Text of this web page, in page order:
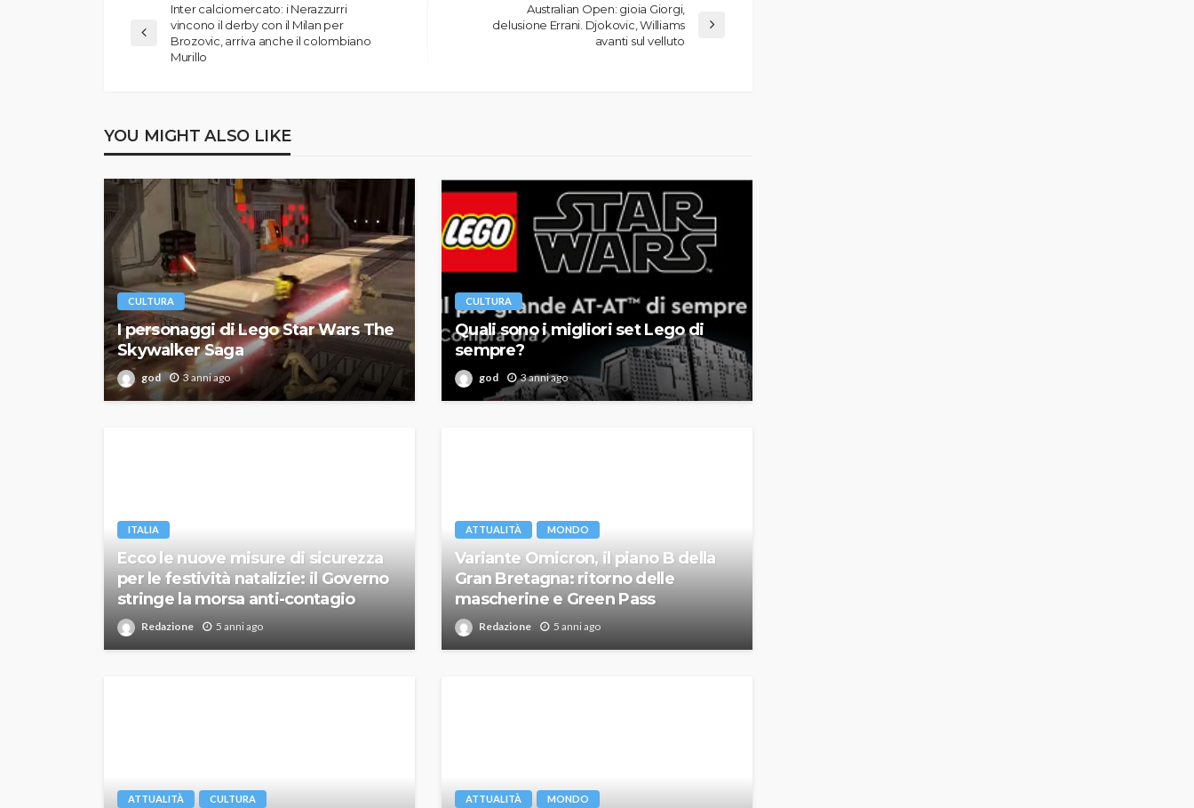
Inter calciomercato: i Nerazzurri
vincono il derby con il Milan per
Brozovic, arriva anche il colombiano
Murillo
Australian Open: gioia Giorgi,
delusione Errani. Djokovic, Williams
avanti sul velluto
YOU MIGHT ALSO LIKE
CULTURA
I personaggi di Lego Star Wars The
Skywalker Saga
god 3 anni ago
CULTURA
Quali sono i migliori set Lego di
sempre?
god 3 anni ago
ITALIA
Ecco le nuove misure di sicurezza
per le festività natalizie: il Governo
stringe la morsa anti-contagio
Redazione 5 anni ago
ATTUALITÀ MONDO
Variante Omicron, il piano B della
Gran Bretagna: ritorno delle
mascherine e Green Pass
Redazione 5 anni ago
ATTUALITÀ CULTURA ATTUALITÀ MONDO